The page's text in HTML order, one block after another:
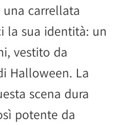
carrellata
la sua identità: un
vestito da
Halloween. La
scena dura
potente da